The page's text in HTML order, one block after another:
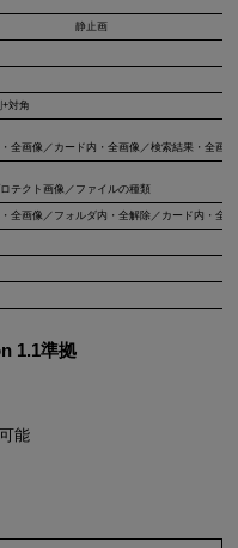
静止画
対角
全画像／カード内・全画像／検索結果・全画像
テクト画像／ファイルの種類
全画像／フォルダ内・全解除／カード内・全
1.1準拠
能